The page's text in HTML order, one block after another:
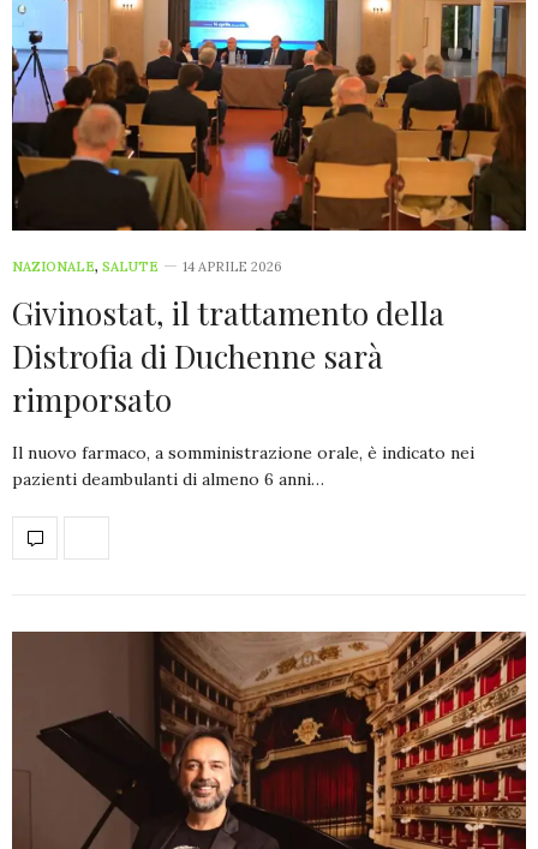
NAZIONALE, SALUTE 14 APRILE 2026
Givinostat, il trattamento della
Distrofia di Duchenne sarà
rimporsato
Il nuovo farmaco, a somministrazione orale, è indicato nei
pazienti deambulanti di almeno 6 anni…